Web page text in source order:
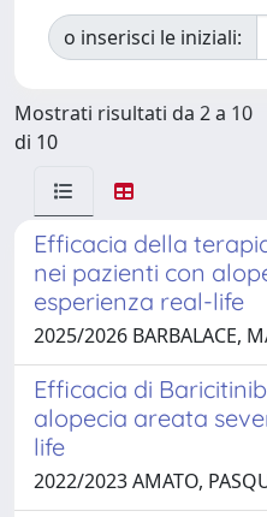
o inserisci le iniziali:
Mostrati risultati da 2 a 10
di 10
Efficacia della
nei pazienti con
esperienza real-life
2025/2026 BARBALACE,
Efficacia di
alopecia areata
life
2022/2023 AMATO,